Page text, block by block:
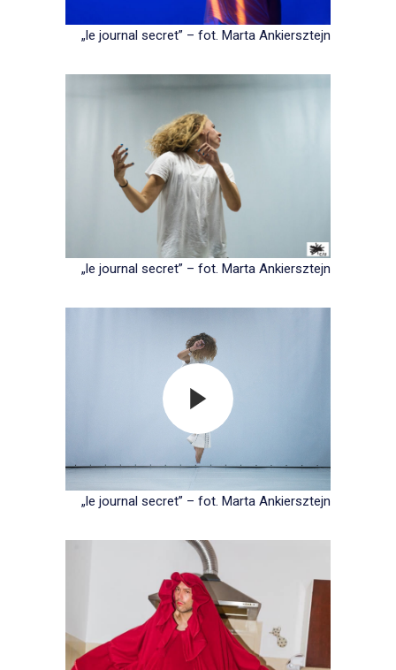
„le journal secret” – fot. Marta Ankiersztejn
„le journal secret” – fot. Marta Ankiersztejn
„le journal secret” – fot. Marta Ankiersztejn